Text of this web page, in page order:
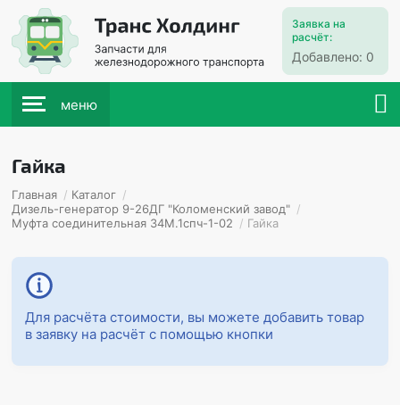
Заявка на
расчёт:
Добавлено: 0
меню
Гайка
Главная / Каталог /
Дизель-генератор 9-26ДГ "Коломенский завод" /
Муфта соединительная 34М.1спч-1-02 / Гайка
Для расчёта стоимости, вы можете добавить товар
в заявку на расчёт с помощью кнопки